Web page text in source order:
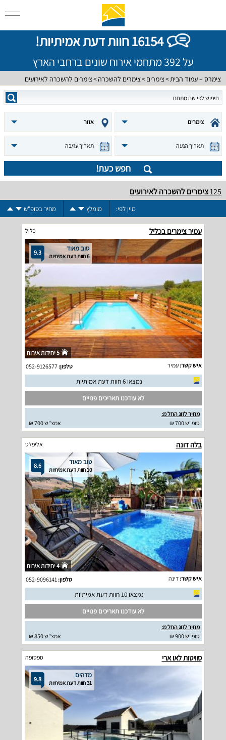
16154 חוות דעת אמיתיות!
על 392 מתחמי אירוח שונים ברחבי הארץ
צימרס – עמוד הבית צימרים צימרים להשכרה צימרים להשכרה לאירועים
צימרים אזור
תאריך הגעה תאריך עזיבה
חפש כעת!
125צימרים להשכרה לאירועים
מיין לפי: מומלץ מחיר בסופ"ש
עמיר צימרים בכליל כליל
9.3 טוב מאוד
6 חוות דעת אמיתיות
5 יחידות אירוח
איש קשר:עמיר טלפון:052-9126577
נמצאו 6 חוות דעת אמיתיות
לא עודכנו תאריכים פנויים
מחיר לזוג החל מ:
סופ"ש 700 ₪
אמצ"ש 700 ₪
בלה דונה אליפלט
8.6 טוב מאוד
10 חוות דעת אמיתיות
4 יחידות אירוח
איש קשר:דינה טלפון:052-9096141
נמצאו 10 חוות דעת אמיתיות
לא עודכנו תאריכים פנויים
מחיר לזוג החל מ:
סופ"ש 900 ₪
אמצ"ש 850 ₪
סוויטות לאו ארי ספסופה
9.8 מדהים
31 חוות דעת אמיתיות